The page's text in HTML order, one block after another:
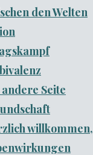
den Welten
Seite
willkommen,